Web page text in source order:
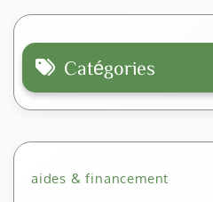
Catégories
aides & financement